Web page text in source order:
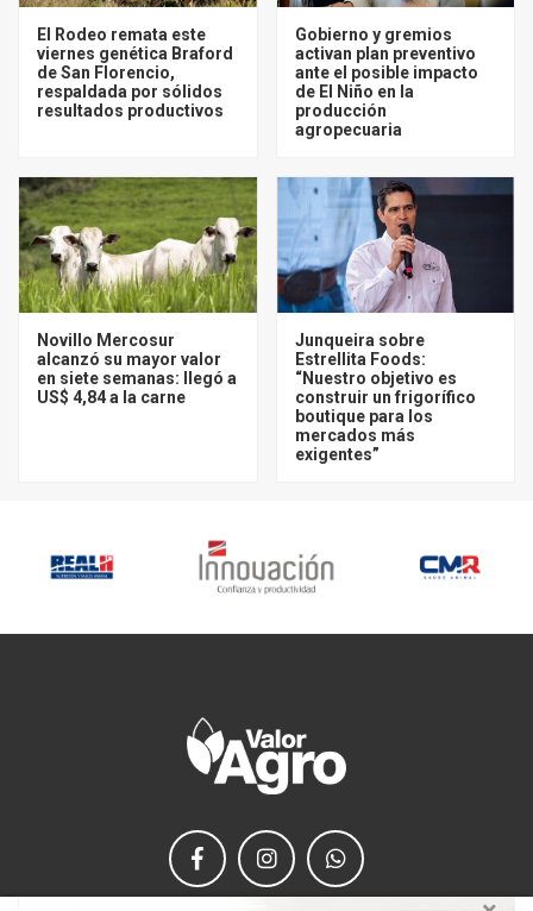
El Rodeo remata este
viernes genética Braford
de San Florencio,
respaldada por sólidos
resultados productivos
Gobierno y gremios
activan plan preventivo
ante el posible impacto
de El Niño en la
producción
agropecuaria
Novillo Mercosur
alcanzó su mayor valor
en siete semanas: llegó a
US$ 4,84 a la carne
Junqueira sobre
Estrellita Foods:
“Nuestro objetivo es
construir un frigorífico
boutique para los
mercados más
exigentes”